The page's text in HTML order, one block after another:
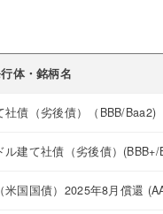
体・銘柄名
債（劣後債）（BBB/Baa2)
建て社債（劣後債）(BBB+/
国国債）2025年8月償還